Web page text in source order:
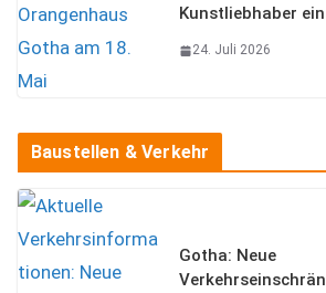
Kunstliebhaber ein
24. Juli 2026
Baustellen & Verkehr
Gotha: Neue